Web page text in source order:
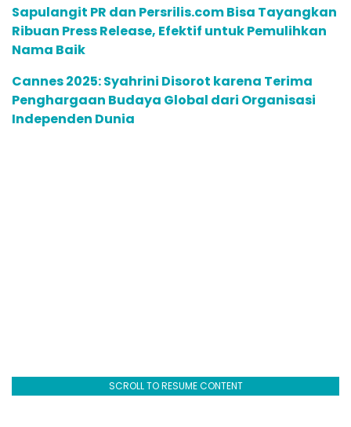
Sapulangit PR dan Persrilis.com Bisa Tayangkan
Ribuan Press Release, Efektif untuk Pemulihkan
Nama Baik
Cannes 2025: Syahrini Disorot karena Terima
Penghargaan Budaya Global dari Organisasi
Independen Dunia
SCROLL TO RESUME CONTENT